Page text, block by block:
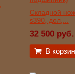
Складной
s390, дол,...
32 500 руб.
В